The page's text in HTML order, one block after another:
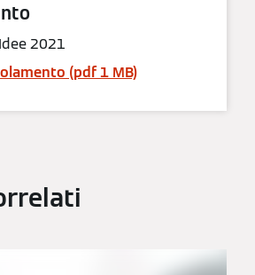
2021
(pdf 1 MB)